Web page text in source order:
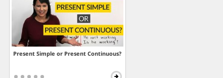
Present Simple or Present Continuous?